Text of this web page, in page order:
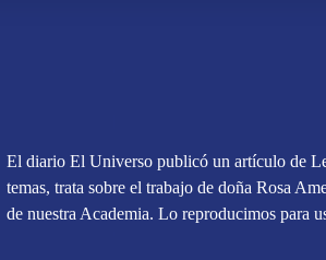
El diario El Universo publicó un artículo de
temas, trata sobre el trabajo de doña Rosa
de nuestra Academia. Lo reproducimos para